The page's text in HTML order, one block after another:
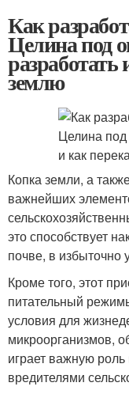
Как
Целина под
землю
Копка земли, а
важнейших
это способствует
почве, в
Кроме того, этот
питательный
условия для
микроорганизмов,
играет важную
вредителями